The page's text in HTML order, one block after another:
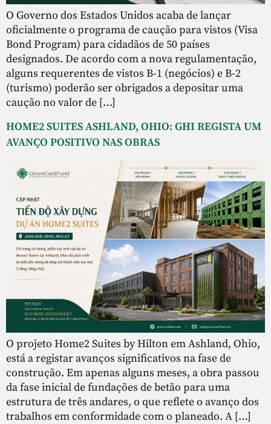
O Governo dos Estados Unidos acaba de lançar
oficialmente o programa de caução para vistos (Visa
Bond Program) para cidadãos de 50 países
designados. De acordo com a nova regulamentação,
alguns requerentes de vistos B-1 (negócios) e B-2
(turismo) poderão ser obrigados a depositar uma
caução no valor de […]
HOME2 SUITES ASHLAND, OHIO: GHI REGISTA UM
AVANÇO POSITIVO NAS OBRAS
O projeto Home2 Suites by Hilton em Ashland, Ohio,
está a registar avanços significativos na fase de
construção. Em apenas alguns meses, a obra passou
da fase inicial de fundações de betão para uma
estrutura de três andares, o que reflete o avanço dos
trabalhos em conformidade com o planeado. A […]